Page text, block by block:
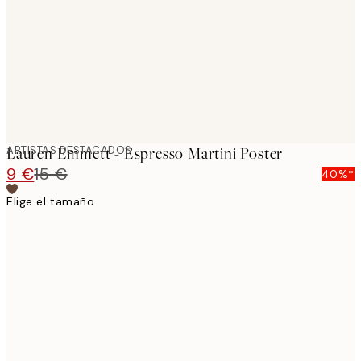
ARTISTAS DESTACADOS
Lauren Emmett - Espresso Martini Poster
9 €15 €
40%*
Elige el tamaño